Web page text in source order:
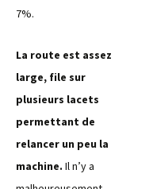
7%.
La route est assez
large, file sur
plusieurs lacets
permettant de
relancer un peu la
machine. Il n’y a